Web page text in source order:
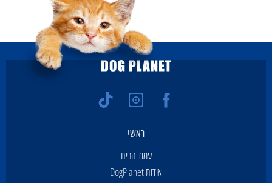
ראשי
עמוד הבית
אודות DogPlanet